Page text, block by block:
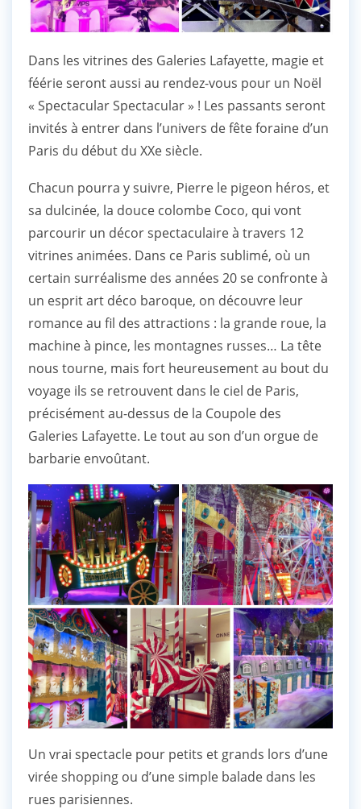
Dans les vitrines des Galeries Lafayette, magie et
féérie seront aussi au rendez-vous pour un Noël
« Spectacular Spectacular » ! Les passants seront
invités à entrer dans l’univers de fête foraine d’un
Paris du début du XXe siècle.
Chacun pourra y suivre, Pierre le pigeon héros, et
sa dulcinée, la douce colombe Coco, qui vont
parcourir un décor spectaculaire à travers 12
vitrines animées. Dans ce Paris sublimé, où un
certain surréalisme des années 20 se confronte à
un esprit art déco baroque, on découvre leur
romance au fil des attractions : la grande roue, la
machine à pince, les montagnes russes… La tête
nous tourne, mais fort heureusement au bout du
voyage ils se retrouvent dans le ciel de Paris,
précisément au-dessus de la Coupole des
Galeries Lafayette. Le tout au son d’un orgue de
barbarie envoûtant.
Un vrai spectacle pour petits et grands lors d’une
virée shopping ou d’une simple balade dans les
rues parisiennes.